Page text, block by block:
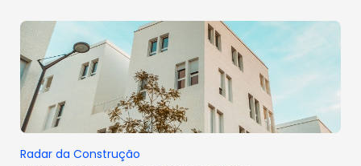
Radar da Construção